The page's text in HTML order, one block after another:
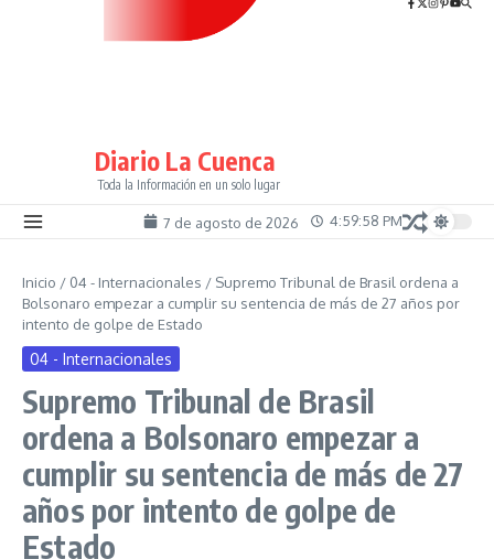
Diario La Cuenca
Toda la Información en un solo lugar
7 de agosto de 2026 4:59:58 PM
Inicio / 04 - Internacionales / Supremo Tribunal de Brasil ordena a
Bolsonaro empezar a cumplir su sentencia de más de 27 años por
intento de golpe de Estado
04 - Internacionales
Supremo Tribunal de Brasil
ordena a Bolsonaro empezar a
cumplir su sentencia de más de 27
años por intento de golpe de
Estado